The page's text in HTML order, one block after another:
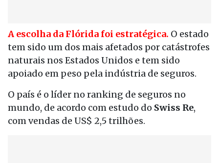
A escolha da Flórida foi estratégica. O estado
tem sido um dos mais afetados por catástrofes
naturais nos Estados Unidos e tem sido
apoiado em peso pela indústria de seguros.
O país é o líder no ranking de seguros no
mundo, de acordo com estudo do Swiss Re,
com vendas de US$ 2,5 trilhões.